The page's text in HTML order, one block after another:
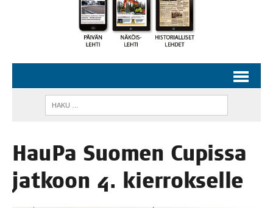
Hau­Pa Suo­men Cupis­sa
jat­koon 4. kierrokselle